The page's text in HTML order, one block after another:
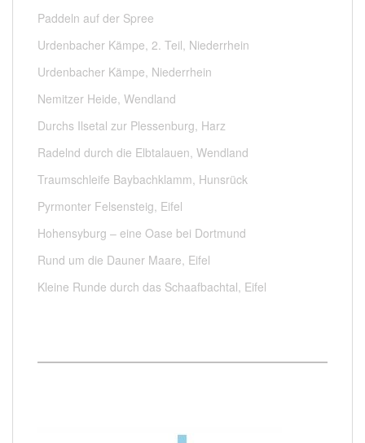
Paddeln auf der Spree
Urdenbacher Kämpe, 2. Teil, Niederrhein
Urdenbacher Kämpe, Niederrhein
Nemitzer Heide, Wendland
Durchs Ilsetal zur Plessenburg, Harz
Radelnd durch die Elbtalauen, Wendland
Traumschleife Baybachklamm, Hunsrück
Pyrmonter Felsensteig, Eifel
Hohensyburg – eine Oase bei Dortmund
Rund um die Dauner Maare, Eifel
Kleine Runde durch das Schaafbachtal, Eifel